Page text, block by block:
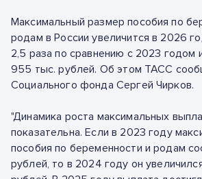
Максимальный размер пособия по
родам в России увеличится в 2026
2,5 раза по сравнению с 2023 годом
955 тыс. рублей. Об этом ТАСС
Социального фонда Сергей Чирков.
"Динамика роста максимальных
показательна. Если в 2023 году
пособия по беременности и родам
рублей, то в 2024 году он